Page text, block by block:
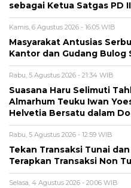
sebagai Ketua Satgas PD
Kamis, 6 Agustus 2026 - 16:05 WIB
Masyarakat Antusias
Kantor dan Gudang Bulog
Rabu, 5 Agustus 2026 - 21:34 WIB
Suasana Haru Selimuti
Almarhum Teuku Iwan
Helvetia Bersatu dalam
Rabu, 5 Agustus 2026 - 12:59 WIB
Tekan Transaksi Tunai
Terapkan Transaksi Non
Selasa, 4 Agustus 2026 - 20:06 WIB